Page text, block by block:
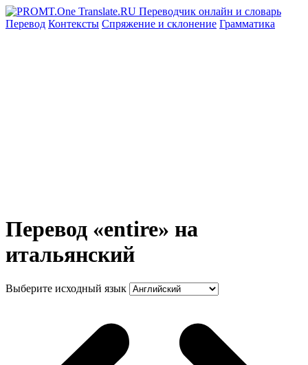
Перевод Контексты Спряжение и склонение Грамматика
Перевод «entire» на
итальянский
Выберите исходный язык